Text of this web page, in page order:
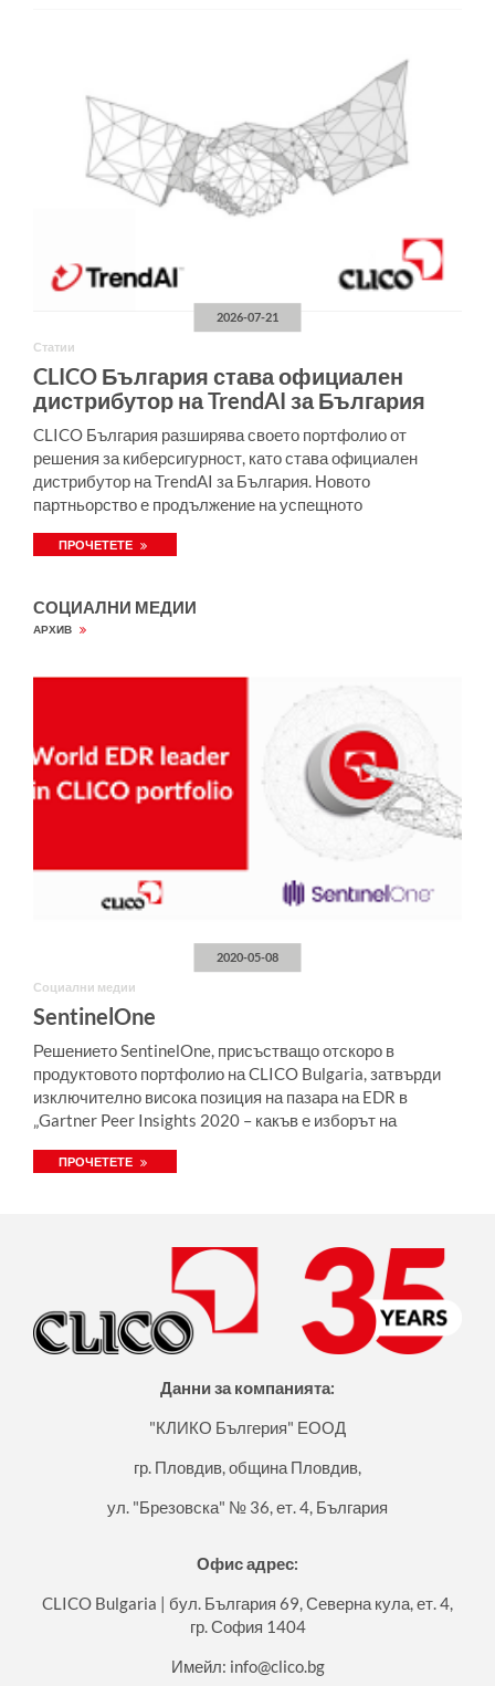
2026-07-21
Статии
CLICO България става официален
дистрибутор на TrendAI за България
CLICO България разширява своето портфолио от
решения за киберсигурност, като става официален
дистрибутор на TrendAI за България. Новото
партньорство е продължение на успещното
обхваща Полша и Румъния, и затвърждава
Източна Европа.
ПРОЧЕТЕТЕ
СОЦИАЛНИ МЕДИИ
АРХИВ
2020-05-08
Социални медии
SentinelOne
Решението SentinelOne, присъстващо отскоро в
продуктовото портфолио на CLICO Bulgaria, затвърди
изключително висока позиция на пазара на EDR в
„Gartner Peer Insights 2020 – какъв е изборът на
ПРОЧЕТЕТЕ
Данни за компанията:
"КЛИКО Бългерия" ЕООД
гр. Пловдив, община Пловдив,
ул. "Брезовска" № 36, ет. 4, България
Офис адрес:
CLICO Bulgaria | бул. България 69, Северна кула, ет. 4,
гр. София 1404
Имейл: info@clico.bg